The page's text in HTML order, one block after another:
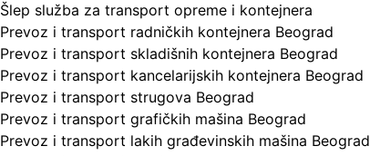
Šlep služba za transport opreme i kontejnera
Prevoz i transport radničkih kontejnera Beograd
Prevoz i transport skladišnih kontejnera Beograd
Prevoz i transport kancelarijskih kontejnera Beograd
Prevoz i transport strugova Beograd
Prevoz i transport grafičkih mašina Beograd
Prevoz i transport lakih građevinskih mašina Beograd